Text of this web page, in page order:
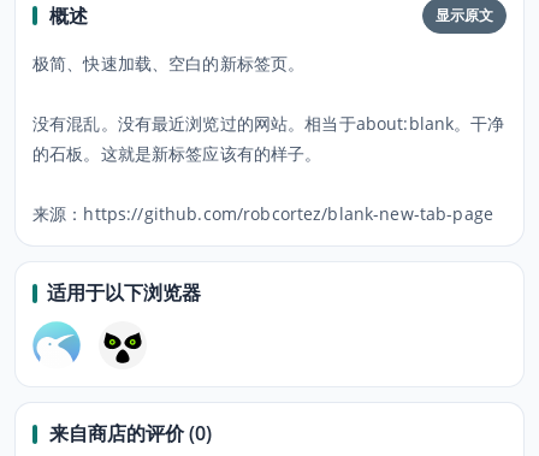
概述 显示原文
极简、快速加载、空白的新标签页。
没有混乱。没有最近浏览过的网站。相当于about:blank。干净
的石板。这就是新标签应该有的样子。
来源：https://github.com/robcortez/blank-new-tab-page
适用于以下浏览器
来自商店的评价 (0)